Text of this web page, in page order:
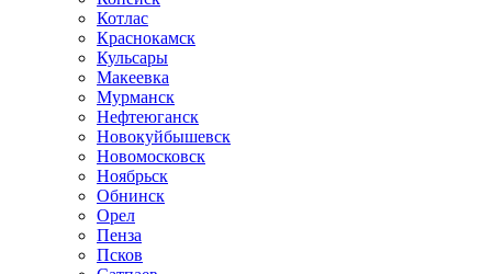
Котлас
Краснокамск
Кульсары
Макеевка
Мурманск
Нефтеюганск
Новокуйбышевск
Новомосковск
Ноябрьск
Обнинск
Орел
Пенза
Псков